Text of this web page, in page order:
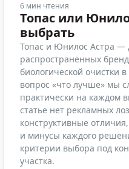
6 мин чтения
Топас или
выбрать
Топас и Юнилос Астра —
распространённых
биологической очистки
вопрос «что лучше» мы
практически на каждом
статье нет рекламных
конструктивные
и минусы каждого
критерии выбора под
участка.